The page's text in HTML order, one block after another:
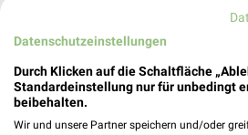
Datenschutzeinstellungen
Durch Klicken auf die Schaltfläche
Standardeinstellung nur für unbedingt
beibehalten.
Wir und unsere Partner speichern und/oder